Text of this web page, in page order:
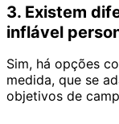
3. Existem
inflável
Sim, há opções
medida, que se
objetivos de